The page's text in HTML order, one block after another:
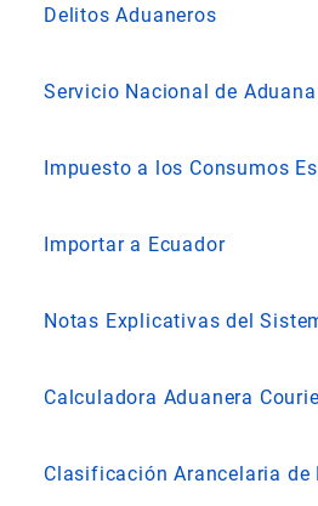
Delitos Aduaneros
Servicio Nacional de
Impuesto a los Consumos
Importar a Ecuador
Notas Explicativas del
Calculadora Aduanera
Clasificación Arancelaria de